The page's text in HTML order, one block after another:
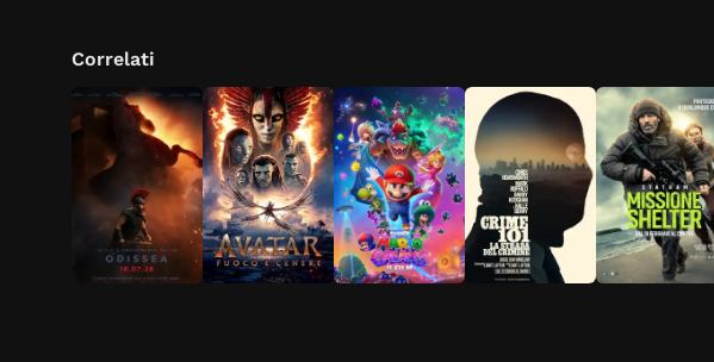
Correlati